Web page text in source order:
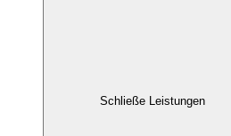
Schließe Leistungen